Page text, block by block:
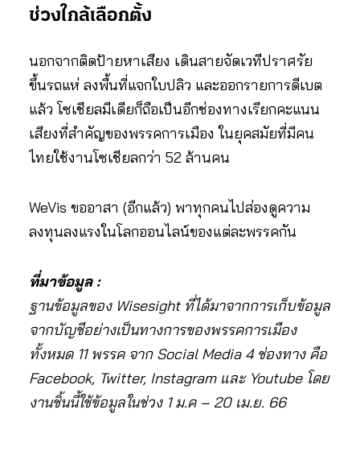
ช่วงใกล้เลือกตั้ง
นอกจากติดป้ายหาเสียง เดินสายจัดเวทีปราศรัย
ขึ้นรถแห่ ลงพื้นที่แจกใบปลิว และออกรายการดีเบต
แล้ว โซเชียลมีเดียก็ถือเป็นอีกช่องทางเรียกคะแนน
เสียงที่สำคัญของพรรคการเมือง ในยุคสมัยที่มีคน
ไทยใช้งานโซเชียลกว่า 52 ล้านคน
WeVis ขออาสา (อีกแล้ว) พาทุกคนไปส่องดูความ
ลงทุนลงแรงในโลกออนไลน์ของแต่ละพรรคกัน
ที่มาข้อมูล :
ฐานข้อมูลของ Wisesight ที่ได้มาจากการเก็บข้อมูล
จากบัญชีอย่างเป็นทางการของพรรคการเมือง
ทั้งหมด 11 พรรค จาก Social Media 4 ช่องทาง คือ
Facebook, Twitter, Instagram และ Youtube โดย
งานชิ้นนี้ใช้ข้อมูลในช่วง 1 ม.ค – 20 เม.ย. 66